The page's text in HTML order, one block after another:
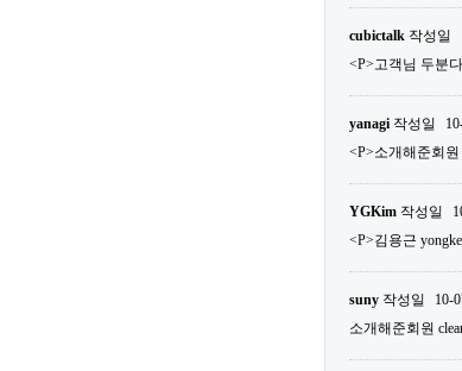
cubictalk 작성일
<P>고객님 두분
yanagi 작성일
<P>소개해준회원
YGKim 작성일
<P>김용근
suny 작성일
10-
소개해준회원